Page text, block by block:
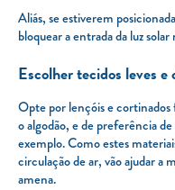
Aliás, se estiverem
bloquear a entrada da luz
Escolher tecidos leves e
Opte por lençóis e
o algodão, e de preferência
exemplo. Como estes
circulação de ar, vão ajudar a
amena.